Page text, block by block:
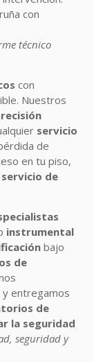
con
técnico
con
Nuestros
servicio
de
en tu piso,
servicio de
instrumental
bajo
de
y entregamos
de
la seguridad
seguridad y